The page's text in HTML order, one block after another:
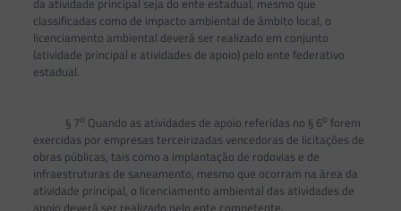
classificadas como de impacto ambiental de âmbito local, o
licenciamento ambiental deverá ser realizado em conjunto
(atividade principal e atividades de apoio) pelo ente federativo
estadual.
§ 7o Quando as atividades de apoio referidas no § 6o forem
exercidas por empresas terceirizadas vencedoras de licitações de
obras públicas, tais como a implantação de rodovias e de
infraestruturas de saneamento, mesmo que ocorram na área da
atividade principal, o licenciamento ambiental das atividades de